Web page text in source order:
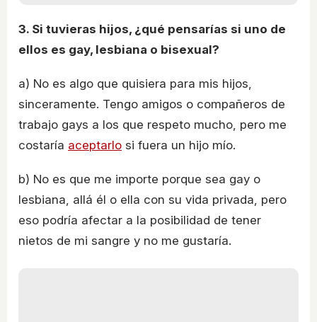
3. Si tuvieras hijos, ¿qué pensarías si uno de
ellos es gay, lesbiana o bisexual?
a) No es algo que quisiera para mis hijos,
sinceramente. Tengo amigos o compañeros de
trabajo gays a los que respeto mucho, pero me
costaría aceptarlo si fuera un hijo mío.
b) No es que me importe porque sea gay o
lesbiana, allá él o ella con su vida privada, pero
eso podría afectar a la posibilidad de tener
nietos de mi sangre y no me gustaría.